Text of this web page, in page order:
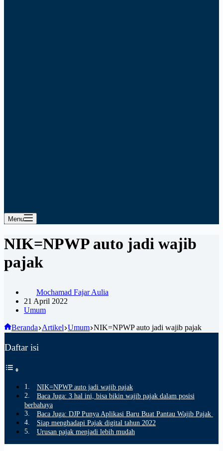
Menu
NIK=NPWP auto jadi wajib
pajak
Mochamad Fajar Aulia
21 April 2022
Umum
Beranda Artikel Umum NIK=NPWP auto jadi wajib pajak
Daftar isi
NIK=NPWP auto jadi wajib pajak
Baca Juga: 3 hal ini, bisa bikin wajib pajak dalam posisi
berbahaya
Baca Juga: DJP Punya Aplikasi Baru Buat Pantau Wajib Pajak
Siap menghadapi Pajak digital tahun 2022
Urusan pajak menjadi lebih mudah